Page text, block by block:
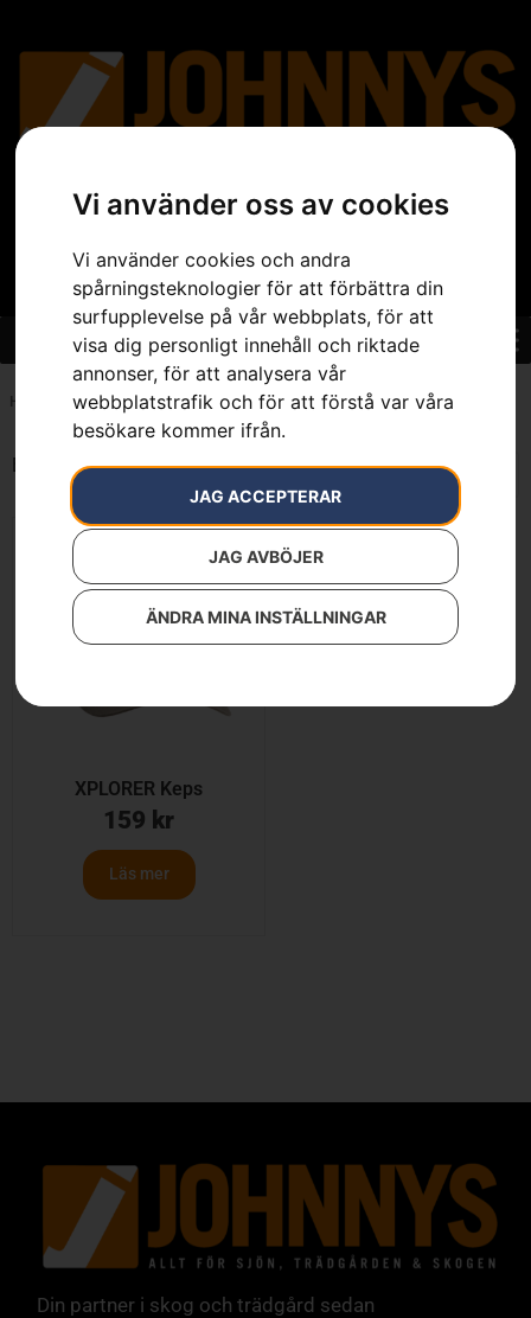
Vi använder oss av cookies
Vi använder cookies och andra
spårningsteknologier för att förbättra din
surfupplevelse på vår webbplats, för att
visa dig personligt innehåll och riktade
annonser, för att analysera vår
webbplatstrafik och för att förstå var våra
besökare kommer ifrån.
JAG ACCEPTERAR
JAG AVBÖJER
ÄNDRA MINA INSTÄLLNINGAR
Hem 7392930126435
Endast ett sökresultat
XPLORER Keps
159 kr
Läs mer
Din partner i skog och trädgård sedan